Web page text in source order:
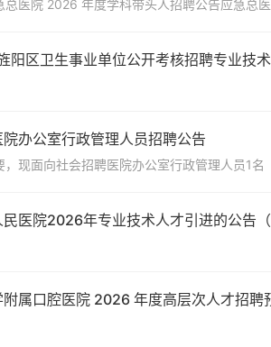
阳区卫生事业单位公开考核招聘专业技
办公室行政管理人员招聘公告
，现面向社会招聘医院办公室行政管理人员1名
民医院2026年专业技术人才引进的公告
附属口腔医院 2026 年度高层次人才招聘